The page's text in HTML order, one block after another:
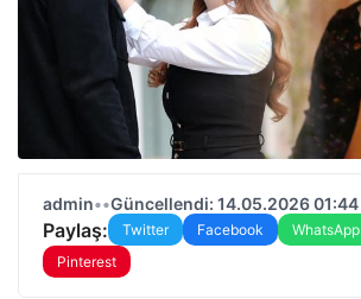
admin••Güncellendi: 14.05.2026 01:44
Paylaş: Twitter Facebook WhatsApp
Pinterest